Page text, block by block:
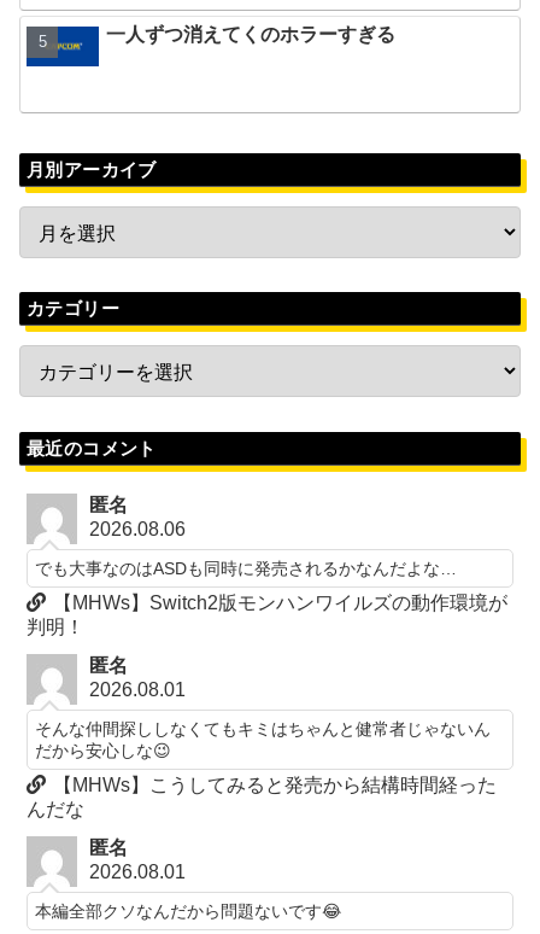
一人ずつ消えてくのホラーすぎる
月別アーカイブ
カテゴリー
最近のコメント
匿名
2026.08.06
でも大事なのはASDも同時に発売されるかなんだよな…
【MHWs】Switch2版モンハンワイルズの動作環境が
判明！
匿名
2026.08.01
そんな仲間探ししなくてもキミはちゃんと健常者じゃないん
だから安心しな😉
【MHWs】こうしてみると発売から結構時間経った
んだな
匿名
2026.08.01
本編全部クソなんだから問題ないです😂